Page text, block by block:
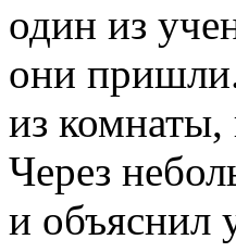
один из
они
из комнаты,
Через
и объяснил